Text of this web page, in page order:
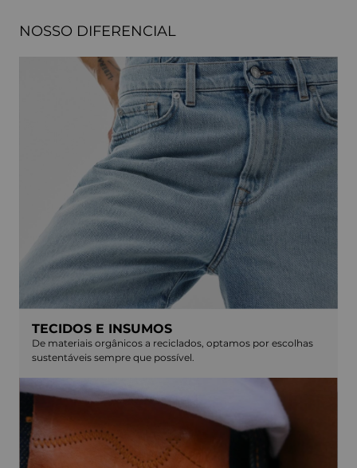
NOSSO DIFERENCIAL
TECIDOS E INSUMOS
De materiais orgânicos a reciclados, optamos por escolhas
sustentáveis sempre que possível.